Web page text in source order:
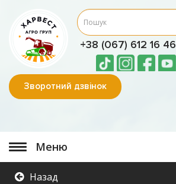
+38 (067) 612 16 46
Зворотний дзвінок
Меню
Назад